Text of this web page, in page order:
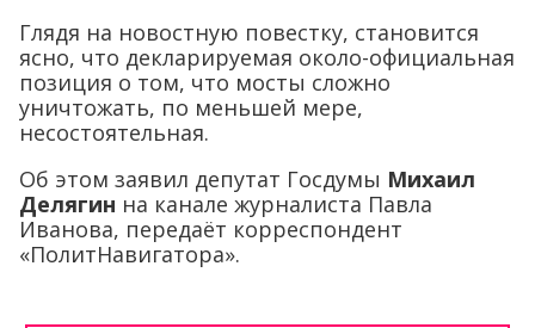
Глядя на новостную повестку, становится
ясно, что декларируемая около-официальная
позиция о том, что мосты сложно
уничтожать, по меньшей мере,
несостоятельная.
Об этом заявил депутат Госдумы Михаил
Делягин на канале журналиста Павла
Иванова, передаёт корреспондент
«ПолитНавигатора».